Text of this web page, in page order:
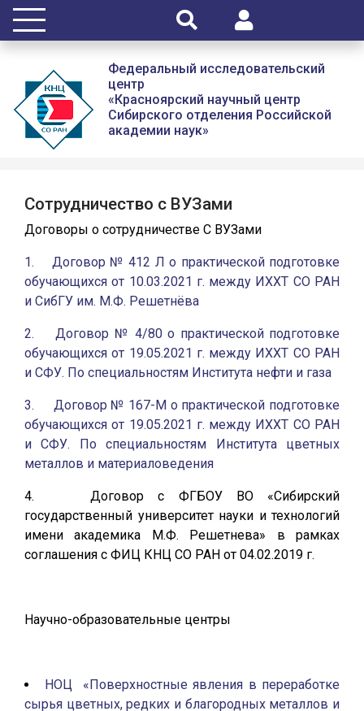
Федеральный исследовательский
центр
«Красноярский научный центр
Сибирского отделения Российской
академии наук»
Сотрудничество с ВУЗами
Договоры о сотрудничестве С ВУЗами
1. Договор № 412 Л о практической подготовке
обучающихся от 10.03.2021 г. между ИХХТ СО РАН
и СибГУ им. М.Ф. Решетнёва
2. Договор № 4/80 о практической подготовке
обучающихся от 19.05.2021 г. между ИХХТ СО РАН
и СФУ. По специальностям Института нефти и газа
3. Договор № 167-М о практической подготовке
обучающихся от 19.05.2021 г. между ИХХТ СО РАН
и СФУ. По специальностям Института цветных
металлов и материаловедения
4. Договор с ФГБОУ ВО «Сибирский
государственный университет науки и технологий
имени академика М.Ф. Решетнева» в рамках
соглашения с ФИЦ КНЦ СО РАН от 04.02.2019 г.
Научно-образовательные центры
НОЦ «Поверхностные явления в переработке
сырья цветных, редких и благородных металлов и